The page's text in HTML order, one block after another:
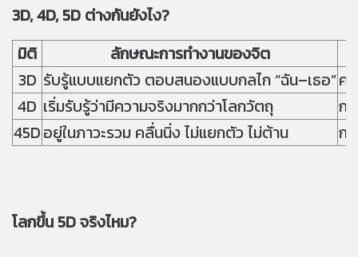
3D, 4D, 5D ต่างกันยังไง?
มิติ
ลักษณะการทำงานของจิต
3D รับรู้แบบแยกตัว ตอบสนองแบบกลไก “ฉัน–เธอ”ค
4D เริ่มรับรู้ว่ามีความจริงมากกว่าโลกวัตถุ
ก
45Dอยู่ในภาวะรวม คลื่นนิ่ง ไม่แยกตัว ไม่ต้าน ก
โลกขึ้น 5D จริงไหม?